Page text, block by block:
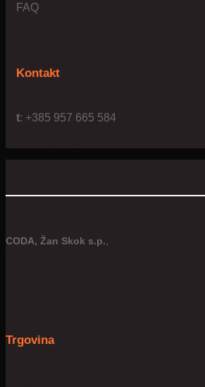
FAQ
Kontakt
t: +385 957 665 584
CODA, Žan Skok s.p.
Trgovina